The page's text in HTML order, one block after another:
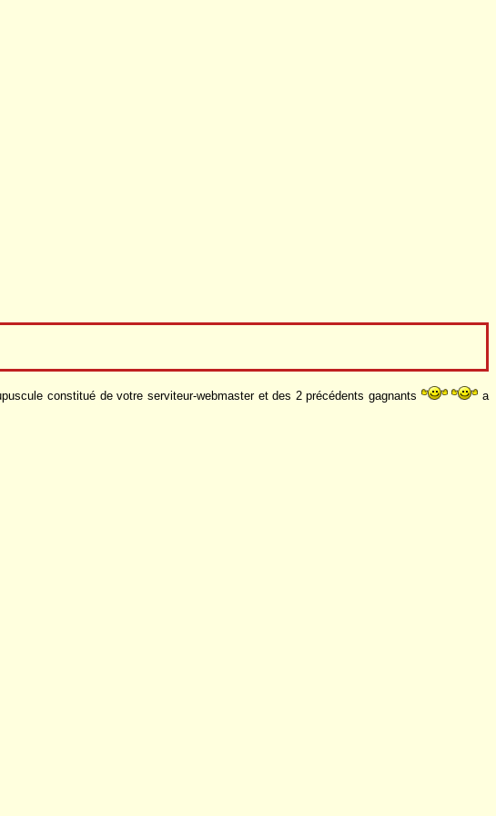
constitué de votre serviteur-webmaster et des 2 précédents gagnants
a